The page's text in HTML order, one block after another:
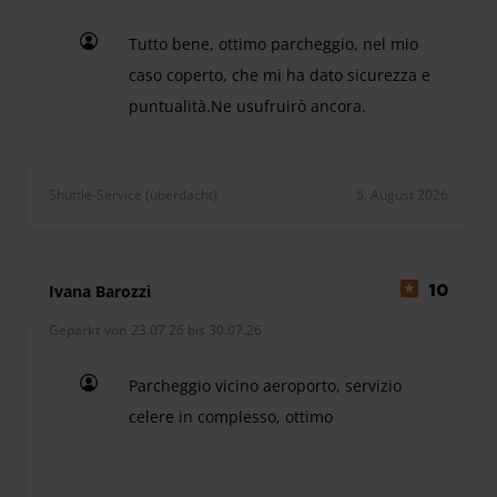
FCF Parking-Parkplatz bewegt werden.
Fahrzeiten des Shuttles:
Parkplatzbetreiber bieten den Service zur
Wiederherstellung einer leeren Autobatterie kostenlos an.
einer Haushaltssteckdose aufladen. Bitte rufen Sie die bei
der Buchung angegebene Nummer an.
Tutto bene, ottimo parcheggio, nel mio
caso coperto, che mi ha dato sicurezza e
puntualità.Ne usufruirò ancora.
Shuttle-Service (überdacht) 5. August 2026
Ivana Barozzi 10
Geparkt von 23.07.26 bis 30.07.26
Parcheggio vicino aeroporto, servizio
celere in complesso, ottimo